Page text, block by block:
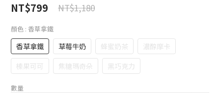
NT$799 NT$1,180
顏色 : 香草拿鐵
香草拿鐵 草莓牛奶 蜂蜜奶茶
濃醇摩卡
榛果可可
焦糖瑪奇朵 黑巧克力
數量